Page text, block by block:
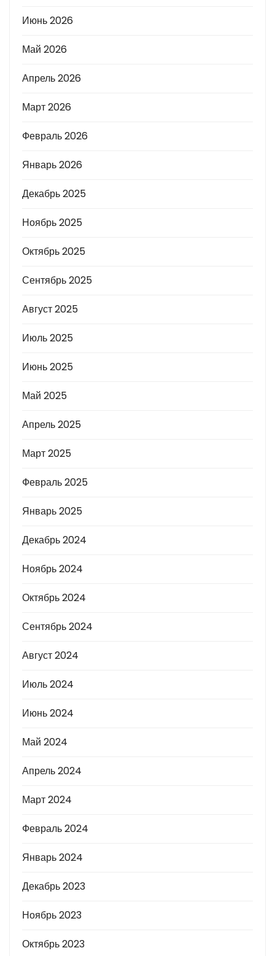
Июнь 2026
Май 2026
Апрель 2026
Март 2026
Февраль 2026
Январь 2026
Декабрь 2025
Ноябрь 2025
Октябрь 2025
Сентябрь 2025
Август 2025
Июль 2025
Июнь 2025
Май 2025
Апрель 2025
Март 2025
Февраль 2025
Январь 2025
Декабрь 2024
Ноябрь 2024
Октябрь 2024
Сентябрь 2024
Август 2024
Июль 2024
Июнь 2024
Май 2024
Апрель 2024
Март 2024
Февраль 2024
Январь 2024
Декабрь 2023
Ноябрь 2023
Октябрь 2023